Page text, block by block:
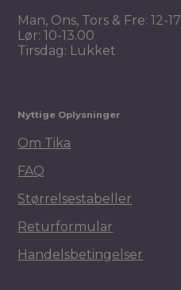
Man, Ons, Tors & Fre: 12-17
Lør: 10-13.00
Tirsdag: Lukket
Nyttige Oplysninger
Om Tika
FAQ
Størrelsestabeller
Returformular
Handelsbetingelser